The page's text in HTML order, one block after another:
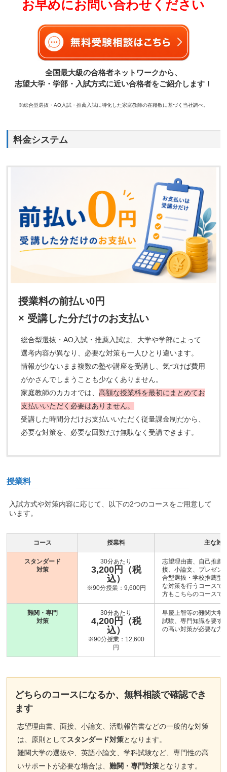
お早めにお問い合わせください
全国最大級の合格者ネットワークから、
志望大学・学部・入試方式に近い合格者をご紹介します！
※総合型選抜・AO入試・推薦入試に特化した家庭教師の在籍数に基づく当社調べ。
料金システム
授業料の前払い0円
× 受講した分だけのお支払い
総合型選抜・AO入試・推薦入試は、大学や学部によって
選考内容が異なり、必要な対策も一人ひとり違います。
情報が少ないまま複数の塾や講座を受講し、気づけば費用
がかさんでしまうことも少なくありません。
家庭教師のカカオでは、高額な授業料を最初にまとめてお
支払いいただく必要はありません。
受講した時間分だけお支払いいただく従量課金制だから、
必要な対策を、必要な回数だけ無駄なく受講できます。
授業料
入試方式や対策内容に応じて、以下の2つのコースをご用意して
います。
コース 授業料 主な対
スタンダード
対策
30分あたり
3,200円（税
込）
※90分授業：9,600円
志望理由書、自己推薦
接、小論文、プレゼン
合型選抜・学校推薦型
な対策を行うコースで
方もこちらのコースで
難関・専門
対策
30分あたり
4,200円（税
込）
※90分授業：12,600
円
早慶上智等の難関大学
試験、専門知識を要す
の高い対策が必要な方
どちらのコースになるか、無料相談で確認でき
ます
志望理由書、面接、小論文、活動報告書などの一般的な対策
は、原則としてスタンダード対策となります。
難関大学の選抜や、英語小論文、学科試験など、専門性の高
いサポートが必要な場合は、難関・専門対策となります。